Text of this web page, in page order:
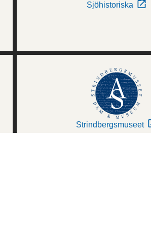
Sjöhistoriska
Strindbergsmuseet